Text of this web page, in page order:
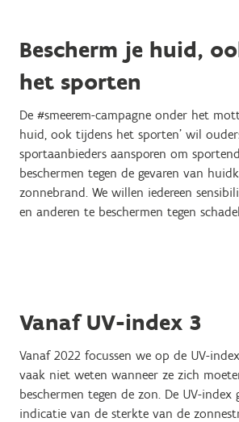
Bescherm je huid,
het sporten
De #smeerem-campagne onder het
huid, ook tijdens het sporten' wil
sportaanbieders aansporen om
beschermen tegen de gevaren van
zonnebrand. We willen iedereen
en anderen te beschermen tegen
Vanaf UV-index 3
Vanaf 2022 focussen we op de UV-
vaak niet weten wanneer ze zich
beschermen tegen de zon. De UV-index
indicatie van de sterkte van de